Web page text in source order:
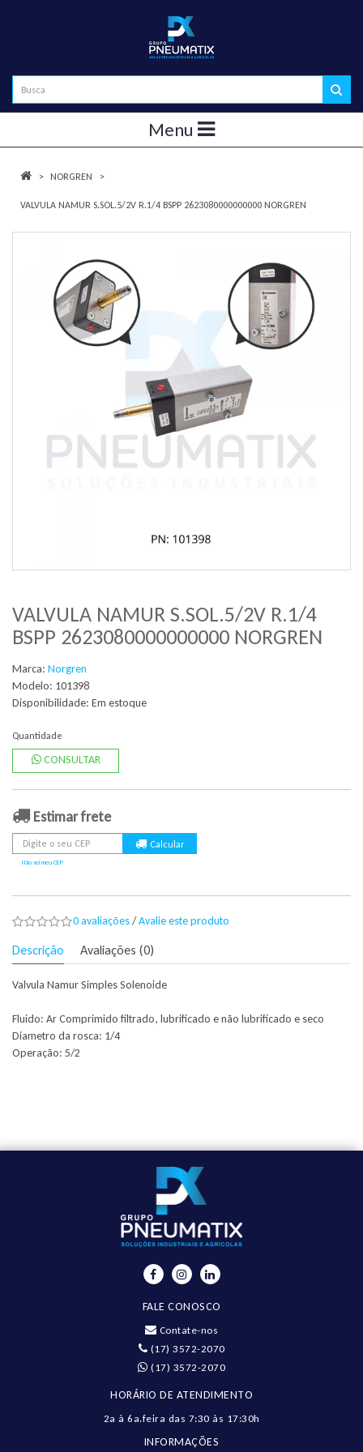
Menu
NORGREN
VALVULA NAMUR S.SOL.5/2V R.1/4 BSPP 2623080000000000 NORGREN
VALVULA NAMUR S.SOL.5/2V R.1/4
BSPP 2623080000000000 NORGREN
Marca: Norgren
Modelo: 101398
Disponibilidade: Em estoque
Quantidade
CONSULTAR
Estimar frete
Não sei meu CEP
0 avaliações/Avalie este produto
Descrição Avaliações (0)
Valvula Namur Simples Solenoide
Fluido: Ar Comprimido filtrado, lubrificado e não lubrificado e seco
Diametro da rosca: 1/4
Operação: 5/2
FALE CONOSCO
Contate-nos
(17) 3572-2070
(17) 3572-2070
HORÁRIO DE ATENDIMENTO
2a à 6a.feira das 7:30 às 17:30h
INFORMAÇÕES